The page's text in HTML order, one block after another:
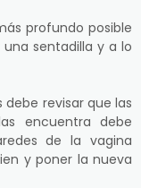
profundo posible
sentadilla y a lo
revisar que las
encuentra debe
de la vagina
y poner la nueva